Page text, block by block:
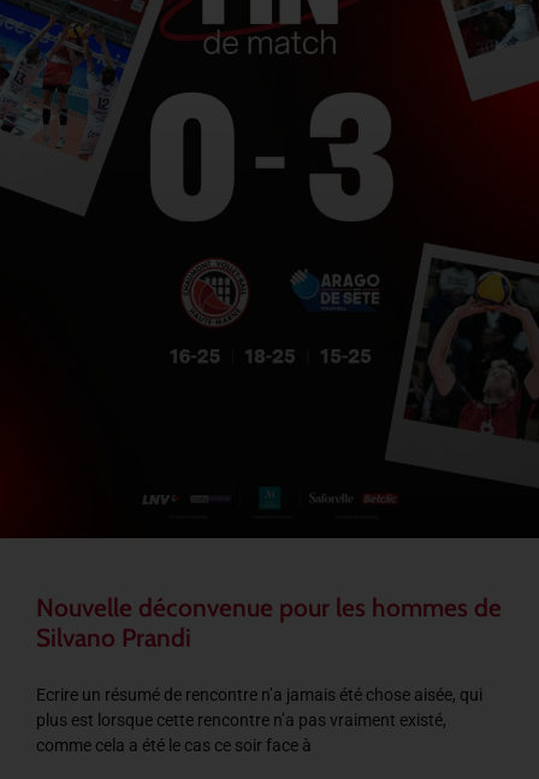
Nouvelle déconvenue pour les hommes de
Silvano Prandi
Ecrire un résumé de rencontre n’a jamais été chose aisée, qui
plus est lorsque cette rencontre n’a pas vraiment existé,
comme cela a été le cas ce soir face à